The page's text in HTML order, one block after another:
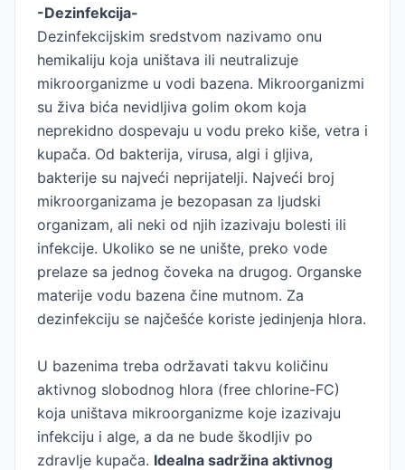
-Dezinfekcija-
Dezinfekcijskim sredstvom nazivamo onu
hemikaliju koja uništava ili neutralizuje
mikroorganizme u vodi bazena. Mikroorganizmi
su živa bića nevidljiva golim okom koja
neprekidno dospevaju u vodu preko kiše, vetra i
kupača. Od bakterija, virusa, algi i gljiva,
bakterije su najveći neprijatelji. Najveći broj
mikroorganizama je bezopasan za ljudski
organizam, ali neki od njih izazivaju bolesti ili
infekcije. Ukoliko se ne unište, preko vode
prelaze sa jednog čoveka na drugog. Organske
materije vodu bazena čine mutnom. Za
dezinfekciju se najčešće koriste jedinjenja hlora.
U bazenima treba održavati takvu količinu
aktivnog slobodnog hlora (free chlorine-FC)
koja uništava mikroorganizme koje izazivaju
infekciju i alge, a da ne bude škodljiv po
zdravlje kupača. Idealna sadržina aktivnog